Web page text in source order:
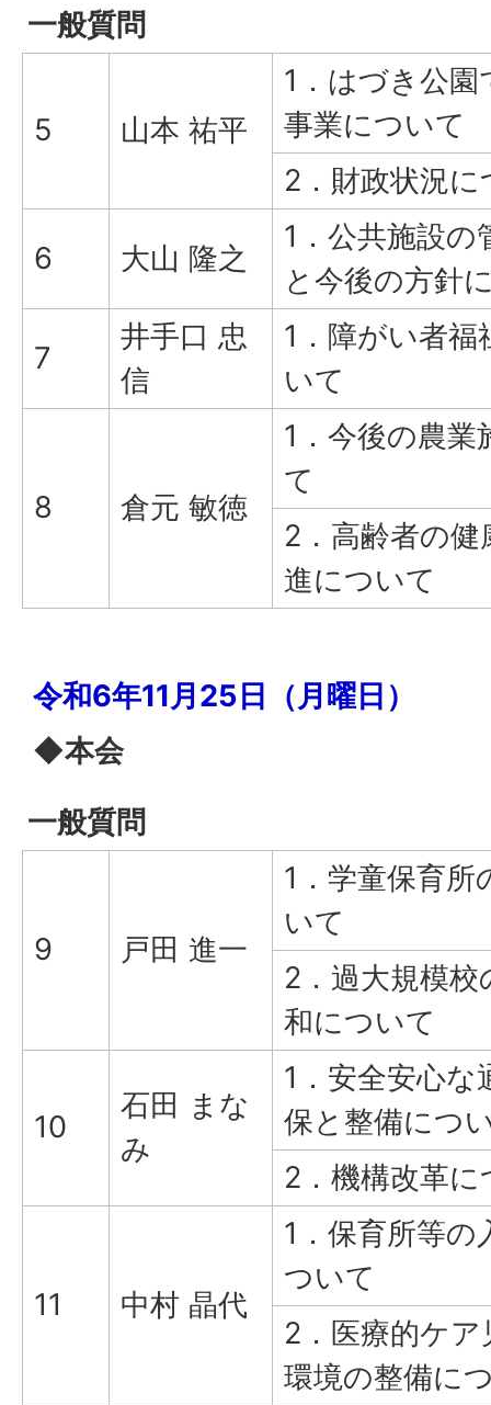
一般質問
5 山本 祐平
1．はづき公園
事業について
2．財政状況に
6 大山 隆之
1．公共施設の
と今後の方針
7
井手口 忠
信
1．障がい者福
いて
8 倉元 敏徳
1．今後の農業
て
2．高齢者の健
進について
令和6年11月25日（月曜日）
◆本会
一般質問
9 戸田 進一
1．学童保育所
いて
2．過大規模校
和について
10
石田 まな
み
1．安全安心な
保と整備につ
2．機構改革に
11 中村 晶代
1．保育所等の
ついて
2．医療的ケ
環境の整備に